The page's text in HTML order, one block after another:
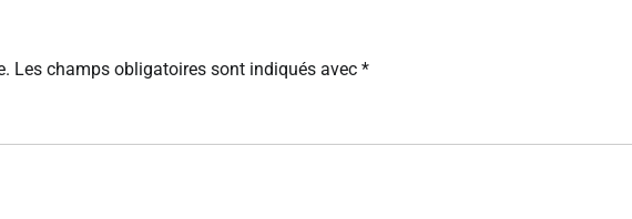
Les champs obligatoires sont indiqués avec *